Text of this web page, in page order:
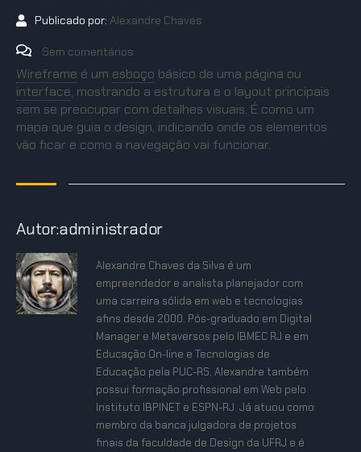
Publicado por: Alexandre Chaves
Sem comentários
Wireframe é um esboço básico de uma página ou
interface, mostrando a estrutura e o layout principais
sem se preocupar com detalhes visuais. É como um
mapa que guia o design, indicando onde os elementos
vão ficar e como a navegação vai funcionar.
Autor:administrador
Alexandre Chaves da Silva é um
empreendedor e analista planejador com
uma carreira sólida em web e tecnologias
afins desde 2000. Pós-graduado em Digital
Manager e Metaversos pelo IBMEC RJ e em
Educação On-line e Tecnologias de
Educação pela PUC-RS, Alexandre também
possui formação profissional em Web pelo
Instituto IBPINET e ESPN-RJ. Já atuou como
membro da banca julgadora de projetos
finais da faculdade de Design da UFRJ e é